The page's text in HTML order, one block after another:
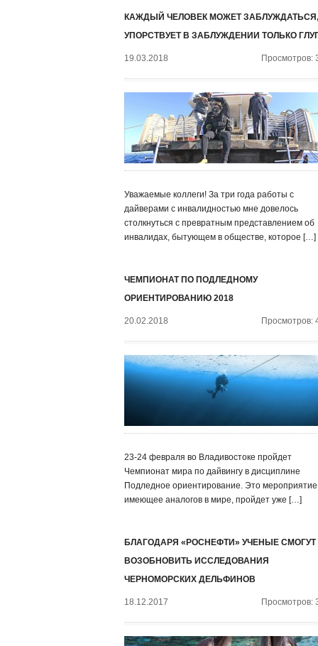
КАЖДЫЙ ЧЕЛОВЕК МОЖЕТ
УПОРСТВУЕТ В ЗАБЛУЖДЕНИИ ТОЛЬКО
19.03.2018 Просмотров:
Уважаемые коллеги! За три года работы с
дайверами с инвалидностью мне довелось
столкнуться с превратным представлением об
инвалидах, бытующем в обществе, которое […]
ЧЕМПИОНАТ ПО ПОДЛЕДНОМУ
ОРИЕНТИРОВАНИЮ 2018
20.02.2018 Просмотров:
23-24 февраля во Владивостоке пройдет
Чемпионат мира по дайвингу в дисциплине
Подледное ориентирование. Это
имеющее аналогов в мире, пройдет уже […]
БЛАГОДАРЯ «РОСНЕФТИ» УЧЕНЫЕ СМОГУТ
ВОЗОБНОВИТЬ ИССЛЕДОВАНИЯ
ЧЕРНОМОРСКИХ ДЕЛЬФИНОВ
18.12.2017 Просмотров: